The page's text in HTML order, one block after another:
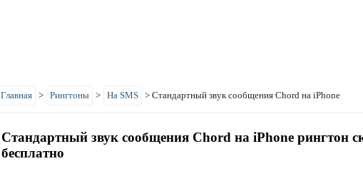
Главная > Рингтоны > На SMS > Стандартный звук сообщения Chord на iPhone
Стандартный звук сообщения Chord на iPhone рингтон
бесплатно